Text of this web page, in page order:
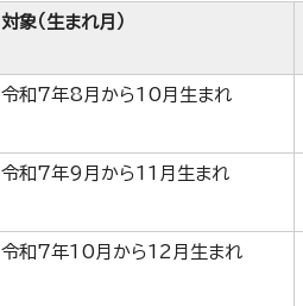
対象（生まれ月）
令和7年8月から10月生まれ
令和7年9月から11月生まれ
令和7年10月から12月生まれ